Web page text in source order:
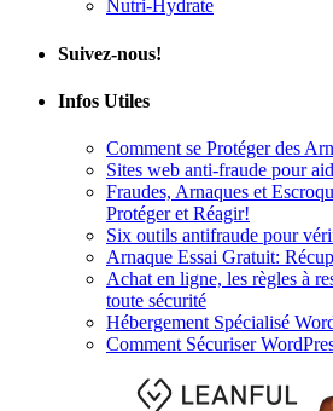
Suivez-nous!
Infos Utiles
Comment se Protéger des
Fraudes, Arnaques et
Protéger et Réagir!
Six outils antifraude pour
Arnaque Essai Gratuit:
Achat en ligne, les règles à
toute sécurité
Hébergement Spécialisé
Comment Sécuriser WordPress